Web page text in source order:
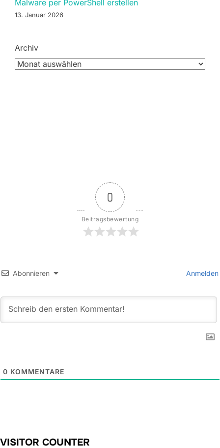
Malware per PowerShell erstellen
13. Januar 2026
Archiv
0
Beitragsbewertung
Abonnieren Anmelden
0 KOMMENTARE
VISITOR COUNTER